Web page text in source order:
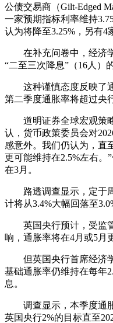
公债交易商（Gilt-Edged
一家预期指标利率维持
认为将降至3.25%，另有4
在补充问卷中，经济学
“二至三次降息”（16人）
这种谨慎态度反映了通
第二季度通胀率将超过央
道明证券全球宏观策略
认，货币政策委员会对
感意外。我们仍认为，直
更可能维持在2.5%左右。
在3月。
路透调查显示，定于周
计将从3.4%大幅回落至
英国央行预计，受监管
响，通胀率将在4月或5月
但英国央行首席经济学
基础通胀率仍维持在每年
息。
调查显示，本季度通胀
英国央行2%的目标直至